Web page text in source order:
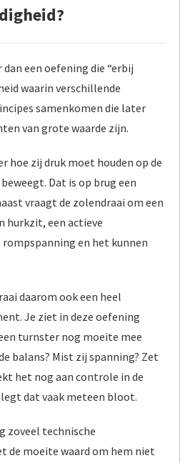
een oefening die “erbij
waarin verschillende
samenkomen die later
van grote waarde zijn.
hoe zij druk moet houden op de
Dat is op brug een
vraagt de zolendraai om een
hurkzit, een actieve
en het kunnen
daarom ook een heel
Je ziet in deze oefening
turnster nog moeite mee
balans? Mist zij spanning? Zet
het nog aan controle in de
dat vaak meteen bloot.
zoveel technische
de moeite waard om hem niet